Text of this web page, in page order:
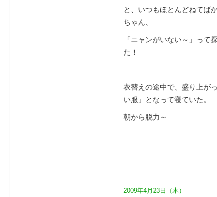
と、いつもほとんどねてば
ちゃん、
「ニャンがいない～」って
た！
衣替えの途中で、盛り上が
い服」となって寝ていた。
朝から脱力～
2009年4月23日（木）